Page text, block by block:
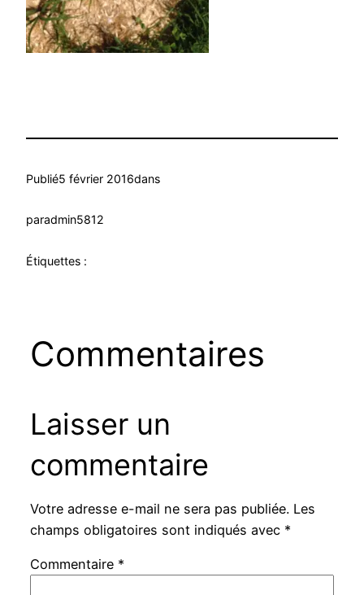
Publié5 février 2016dans
paradmin5812
Étiquettes :
Commentaires
Laisser un
commentaire
Votre adresse e-mail ne sera pas publiée. Les
champs obligatoires sont indiqués avec *
Commentaire *